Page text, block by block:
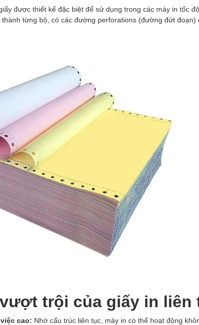
được thiết kế đặc biệt để sử dụng trong các máy in tốc
từng bộ, có các đường perforations (đường đứt đoạn)
trội của giấy in liên
cao: Nhờ cấu trúc liên tục, máy in có thể hoạt động